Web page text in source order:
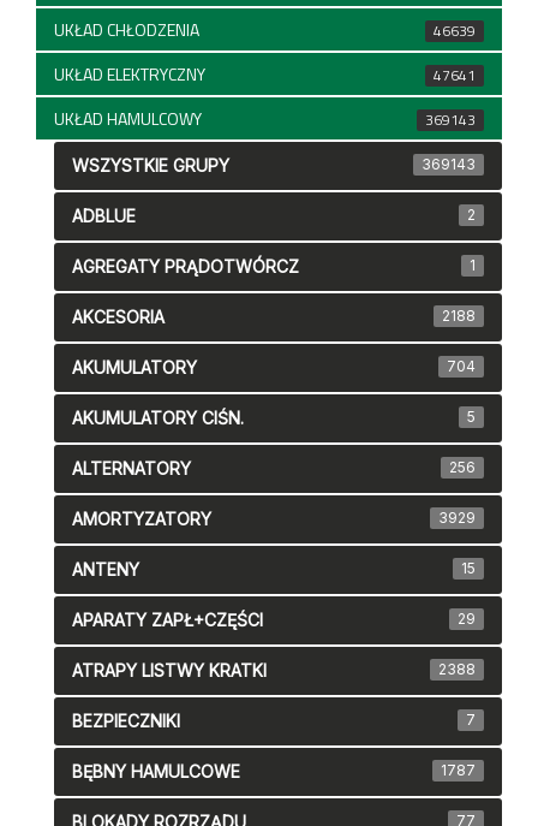
UKŁAD CHŁODZENIA 46639
UKŁAD ELEKTRYCZNY 47641
UKŁAD HAMULCOWY 369143
WSZYSTKIE GRUPY 369143
ADBLUE 2
AGREGATY PRĄDOTWÓRCZ 1
AKCESORIA 2188
AKUMULATORY 704
AKUMULATORY CIŚN. 5
ALTERNATORY 256
AMORTYZATORY 3929
ANTENY 15
APARATY ZAPŁ+CZĘŚCI 29
ATRAPY LISTWY KRATKI 2388
BEZPIECZNIKI 7
BĘBNY HAMULCOWE 1787
77